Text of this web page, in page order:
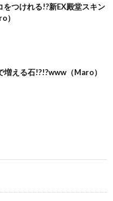
をつけれる!?新EX殿堂スキン
）
増える石!?!?www（Maro）